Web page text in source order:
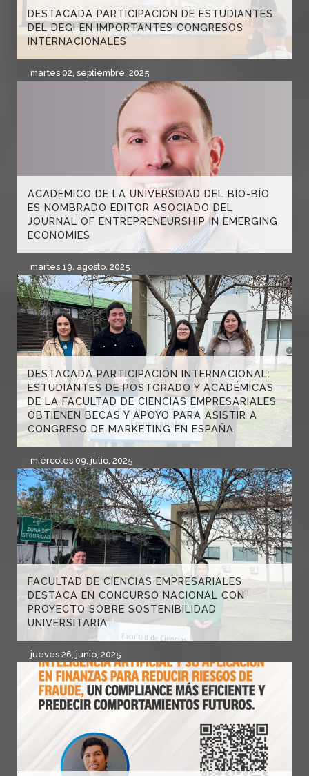
DESTACADA PARTICIPACIÓN DE ESTUDIANTES
DEL DEGI EN IMPORTANTES CONGRESOS
INTERNACIONALES
martes 02, septiembre, 2025
ACADÉMICO DE LA UNIVERSIDAD DEL BÍO-BÍO
ES NOMBRADO EDITOR ASOCIADO DEL
JOURNAL OF ENTREPRENEURSHIP IN EMERGING
ECONOMIES
martes 19, agosto, 2025
DESTACADA PARTICIPACIÓN INTERNACIONAL:
ESTUDIANTES DE POSTGRADO Y ACADÉMICAS
DE LA FACULTAD DE CIENCIAS EMPRESARIALES
OBTIENEN BECAS Y APOYO PARA ASISTIR A
CONGRESO DE MARKETING EN ESPAÑA
miércoles 09, julio, 2025
FACULTAD DE CIENCIAS EMPRESARIALES
DESTACA EN CONCURSO NACIONAL CON
PROYECTO SOBRE SOSTENIBILIDAD
UNIVERSITARIA
jueves 26, junio, 2025